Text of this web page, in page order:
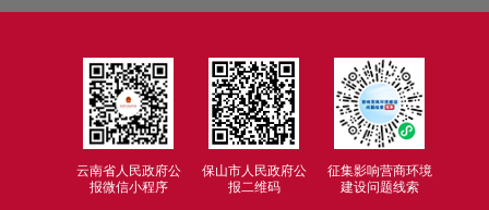
云南省人民政府公
报微信小程序
保山市人民政府公
报二维码
征集影响营商环境
建设问题线索